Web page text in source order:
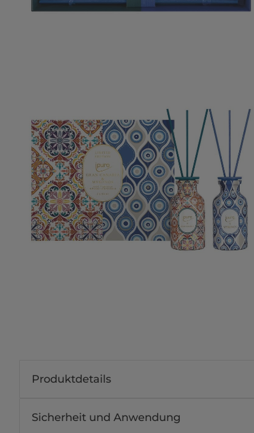
Produktdetails
Sicherheit und Anwendung